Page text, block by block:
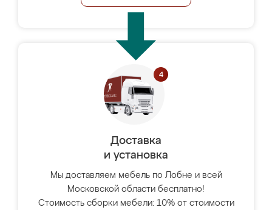
Доставка
и установка
Мы доставляем мебель по Лобне и всей
Московской области бесплатно!
Стоимость сборки мебели: 10% от стоимости